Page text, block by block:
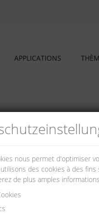
APPLICATIONS
taille d'une manière
telle approche va
des bâtiments
systèmes de guidage
et installation plus
nous permet d'optimiser
des cookies à des
de plus amples